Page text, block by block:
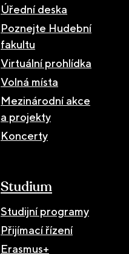
Úřední deska
Poznejte Hudební
fakultu
Virtuální prohlídka
Volná místa
Mezinárodní akce
a projekty
Koncerty
Studium
Studijní programy
Přijímací řízení
Erasmus+